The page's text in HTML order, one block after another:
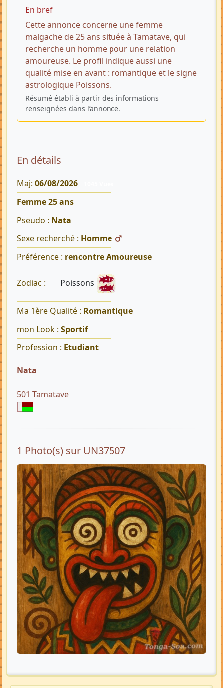
En bref
Cette annonce concerne une femme
malgache de 25 ans située à Tamatave, qui
recherche un homme pour une relation
amoureuse. Le profil indique aussi une
qualité mise en avant : romantique et le signe
astrologique Poissons.
Résumé établi à partir des informations
renseignées dans l’annonce.
En détails
Maj: 06/08/2026
Femme 25 ans
Pseudo : Nata
Sexe recherché : Homme
Préférence : rencontre Amoureuse
Zodiac : Poissons
Ma 1ère Qualité : Romantique
mon Look : Sportif
Profession : Etudiant
Nata
501 Tamatave
1 Photo(s) sur UN37507